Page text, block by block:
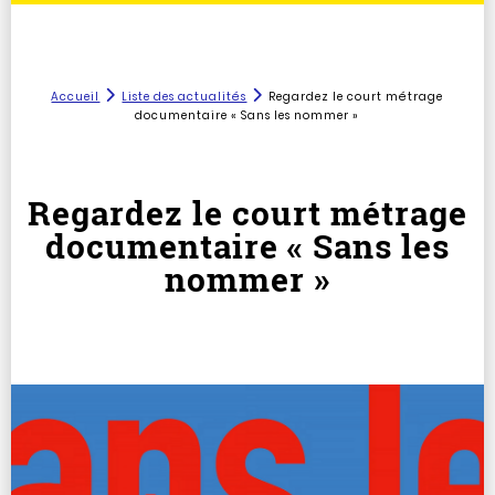
Accueil Liste des actualités
Regardez le court métrage
documentaire « Sans les nommer »
Regardez le court métrage
documentaire « Sans les
nommer »